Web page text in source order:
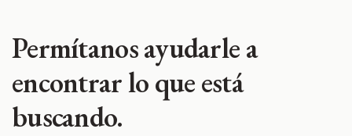
Permítanos ayudarle a
encontrar lo que está
buscando.